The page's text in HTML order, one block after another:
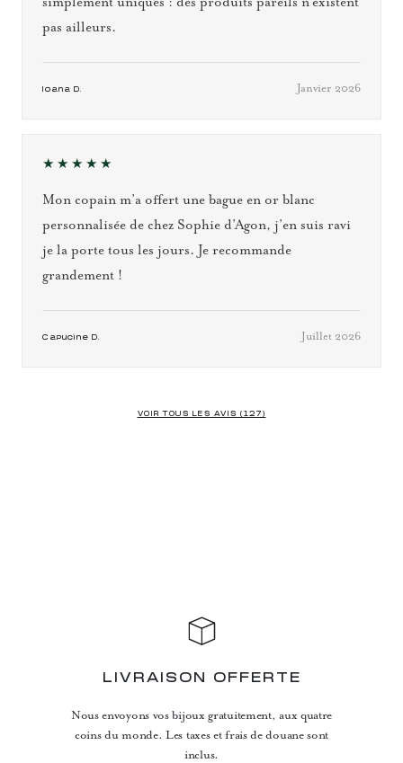
pas ailleurs.
Ioana D. Janvier 2026
★★★★★
Mon copain m’a offert une bague en or blanc
personnalisée de chez Sophie d’Agon, j’en suis ravi
je la porte tous les jours. Je recommande
grandement !
Capucine D. Juillet 2026
VOIR TOUS LES AVIS (127)
LIVRAISON OFFERTE
Nous envoyons vos bijoux gratuitement, aux quatre
coins du monde. Les taxes et frais de douane sont
inclus.